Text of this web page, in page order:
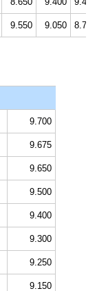
9.550 9.050 8.700
9.700
9.675
9.650
9.500
9.400
9.300
9.250
9.150